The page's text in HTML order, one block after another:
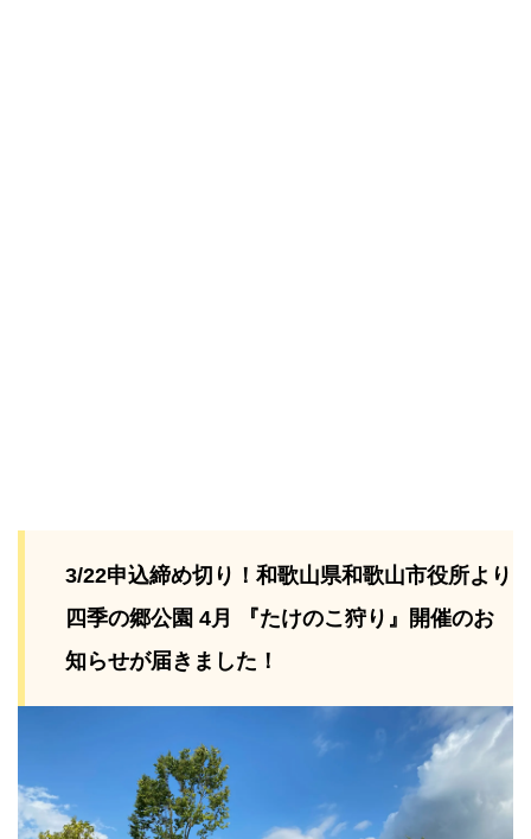
3/22申込締め切り！和歌山県和歌山市役所より
四季の郷公園 4月 『たけのこ狩り』開催のお
知らせが届きました！